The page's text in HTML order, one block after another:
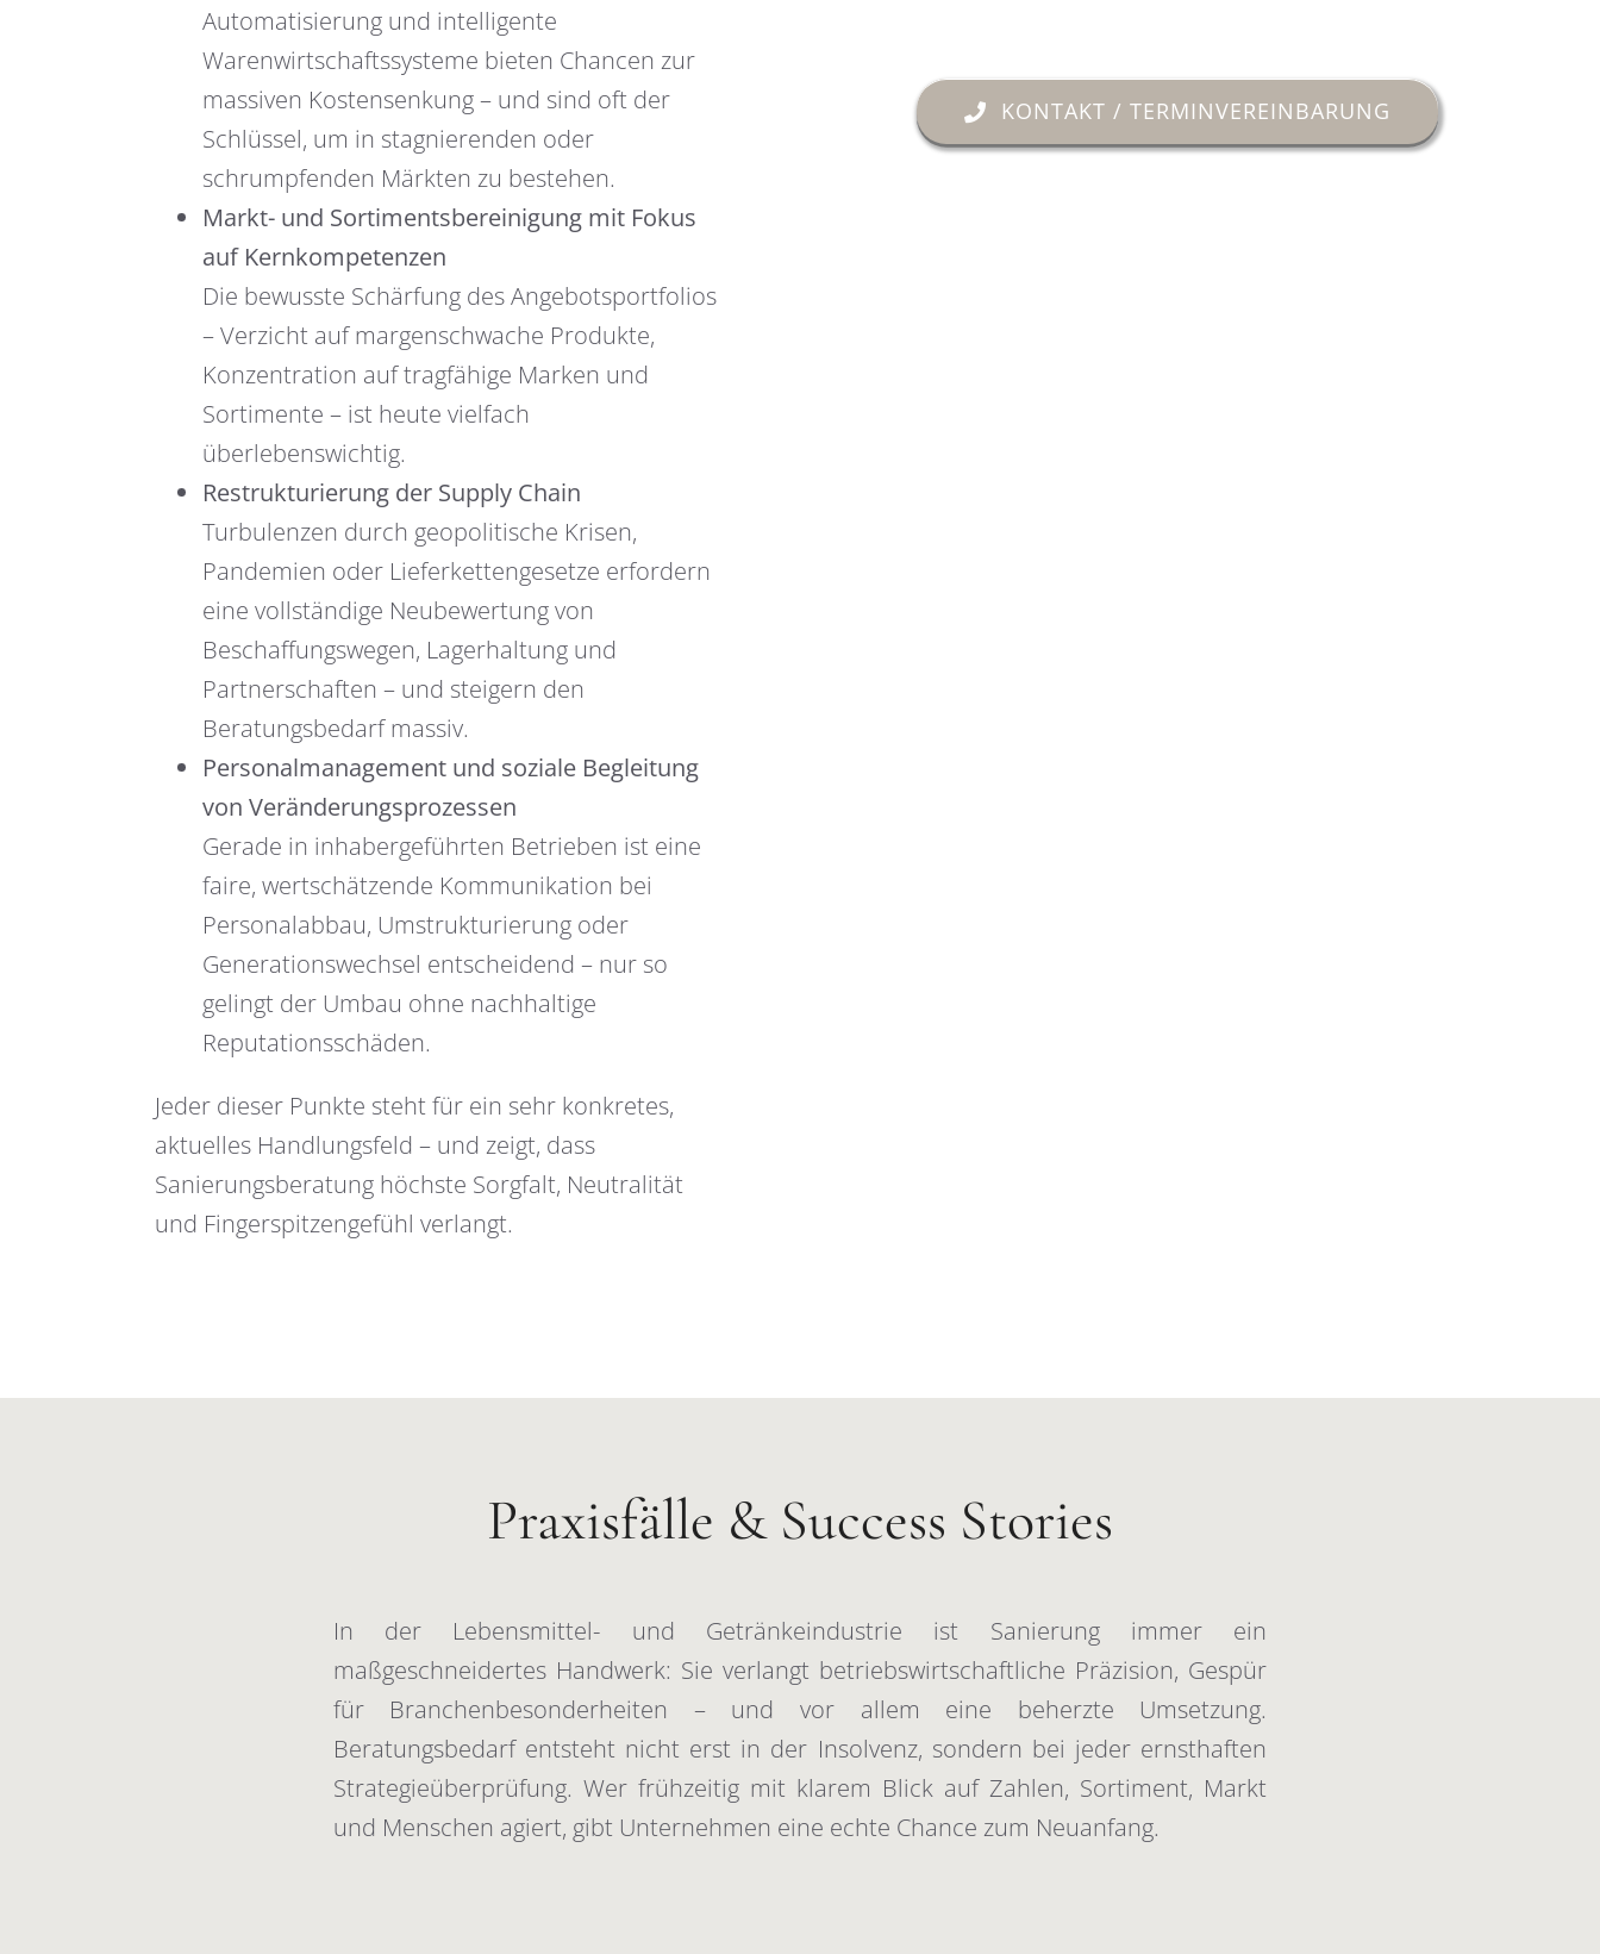
Automatisierung und intelligente
Warenwirtschaftssysteme bieten Chancen zur
massiven Kostensenkung – und sind oft der
Schlüssel, um in stagnierenden oder
schrumpfenden Märkten zu bestehen.
Markt- und Sortimentsbereinigung mit Fokus
auf Kernkompetenzen
Die bewusste Schärfung des Angebotsportfolios
– Verzicht auf margenschwache Produkte,
Konzentration auf tragfähige Marken und
Sortimente – ist heute vielfach
überlebenswichtig.
Restrukturierung der Supply Chain
Turbulenzen durch geopolitische Krisen,
Pandemien oder Lieferkettengesetze erfordern
eine vollständige Neubewertung von
Beschaffungswegen, Lagerhaltung und
Partnerschaften – und steigern den
Beratungsbedarf massiv.
Personalmanagement und soziale Begleitung
von Veränderungsprozessen
Gerade in inhabergeführten Betrieben ist eine
faire, wertschätzende Kommunikation bei
Personalabbau, Umstrukturierung oder
Generationswechsel entscheidend – nur so
gelingt der Umbau ohne nachhaltige
Reputationsschäden.
Jeder dieser Punkte steht für ein sehr konkretes,
aktuelles Handlungsfeld – und zeigt, dass
Sanierungsberatung höchste Sorgfalt, Neutralität
und Fingerspitzengefühl verlangt.
KONTAKT / TERMINVEREINBARUNG
Praxisfälle & Success Stories
In der Lebensmittel- und Getränkeindustrie ist Sanierung immer ein
maßgeschneidertes Handwerk: Sie verlangt betriebswirtschaftliche Präzision, Gespür
für Branchenbesonderheiten – und vor allem eine beherzte Umsetzung.
Beratungsbedarf entsteht nicht erst in der Insolvenz, sondern bei jeder ernsthaften
Strategieüberprüfung. Wer frühzeitig mit klarem Blick auf Zahlen, Sortiment, Markt
und Menschen agiert, gibt Unternehmen eine echte Chance zum Neuanfang.